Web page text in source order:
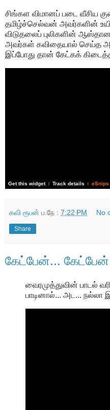
சிங்கள விமானப் படை வீசிய
தமிழ்ச்செல்வன் அவர்களின்
விடுதலைப் புலிகளின்
அவர்கள் கவிதையால் செய்த
இப்போது தான் கேட்கக்
Get this widget | Track details | eSnips
கவி ரூபன் ப.நே : 7:22 PM No
Share
கேட்பேன்...
வைரமுத்துவின் பாடல்
பாடினால்... அட... நல்லா